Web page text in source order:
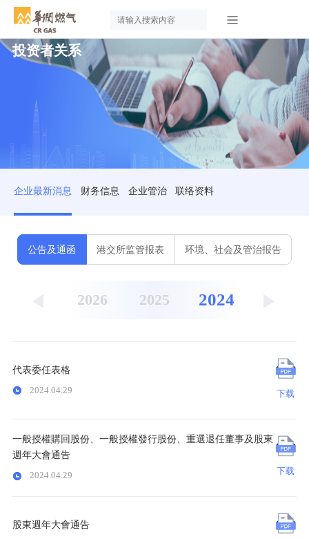
投资者关系
企业最新消息 财务信息 企业管治 联络资料
公告及通函 港交所监管报表 环境、社会及管治报告
2026 2025 2024
代表委任表格
2024.04.29 下载
一般授權購回股份、一般授權發行股份、重選退任董事及股東
週年大會通告
2024.04.29 下载
股東週年大會通告